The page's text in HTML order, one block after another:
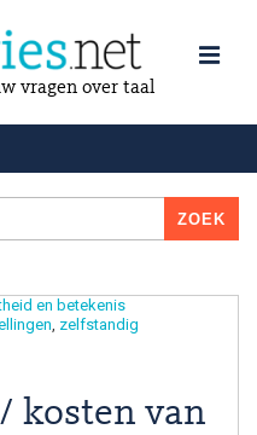
vragen over taal
en betekenis
zelfstandig
kosten van